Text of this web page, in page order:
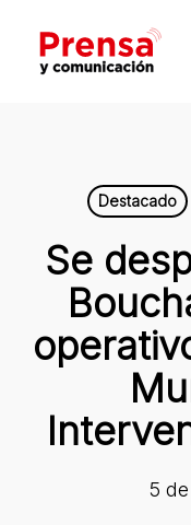
main
Destacado
Se
5